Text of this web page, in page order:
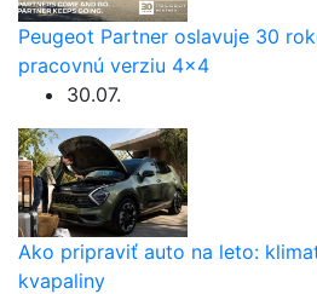
Peugeot Partner oslavuje 30
pracovnú verziu 4×4
30.07.
Ako pripraviť auto na leto:
kvapaliny